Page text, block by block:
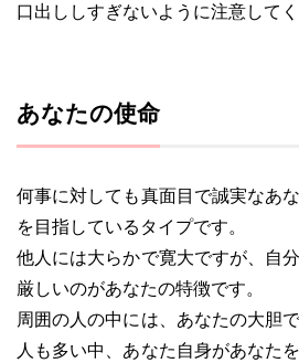
口出ししすぎないように注意してく
あなたの使命
何事に対しても真面目で誠実なあ
を目指しているタイプです。
他人には大らかで寛大ですが、自
厳しいのがあなたの特徴です。
周囲の人の中には、あなたの大胆
人も多い中、あなた自身があなた